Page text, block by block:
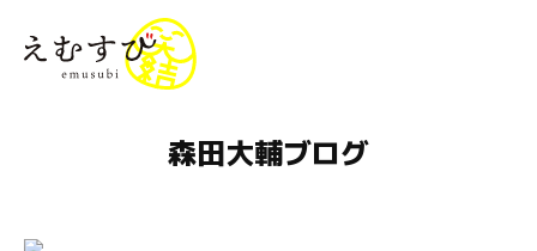
森田大輔ブログ